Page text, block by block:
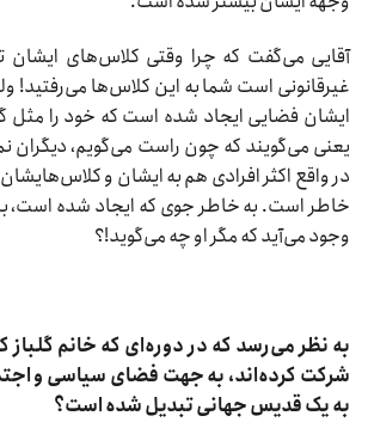
آقایی می‌گفت که چرا وقتی کلاس‌های ایشان
غیرقانونی است شما به این کلاس‌ها می‌رفتید!
ایشان فضایی ایجاد شده است که خود را مثل
یعنی می‌گویند که چون راست می‌گویم، دیگران
در واقع اکثر افرادی هم به ایشان و
خاطر است. به خاطر جوی که ایجاد شده است،
وجود می‌آید که مگر او چه می‌گوید!؟
به نظر می‌رسد که در دوره‌ای که خانم گلباز
شرکت کرده‌اند، به جهت فضای سیاسی و
به یک قدیس جهانی تبدیل شده است؟